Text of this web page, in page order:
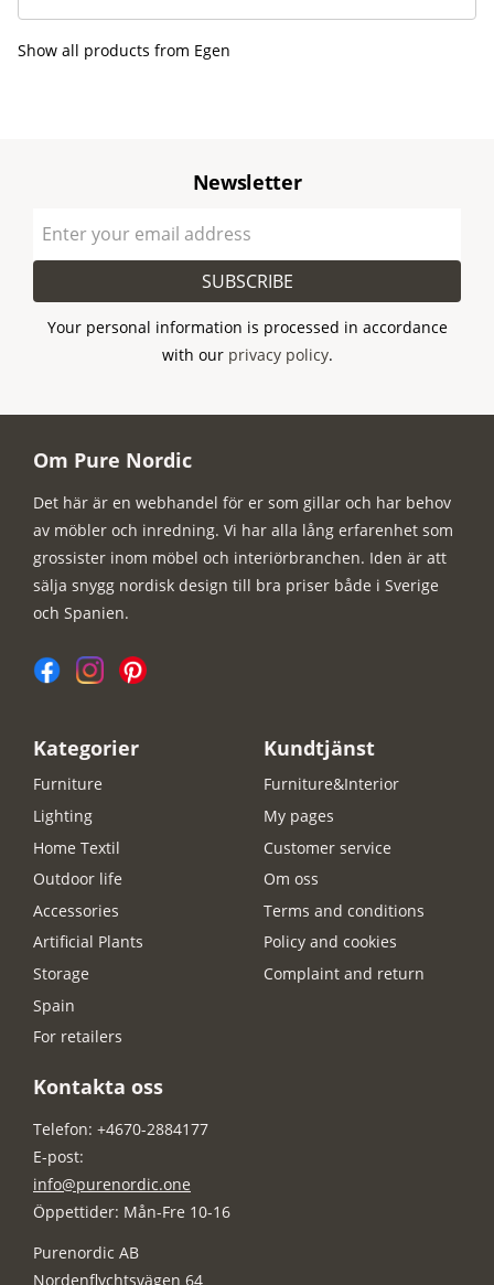
Show all products from Egen
Newsletter
SUBSCRIBE
Your personal information is processed in accordance
with our privacy policy.
Om Pure Nordic
Det här är en webhandel för er som gillar och har behov
av möbler och inredning. Vi har alla lång erfarenhet som
grossister inom möbel och interiörbranchen. Iden är att
sälja snygg nordisk design till bra priser både i Sverige
och Spanien.
Kategorier
Furniture
Lighting
Home Textil
Outdoor life
Accessories
Artificial Plants
Storage
Spain
For retailers
Kundtjänst
Furniture&Interior
My pages
Customer service
Om oss
Terms and conditions
Policy and cookies
Complaint and return
Kontakta oss
Telefon: +4670-2884177
E-post:
info@purenordic.one
Öppettider: Mån-Fre 10-16
Purenordic AB
Nordenflychtsvägen 64